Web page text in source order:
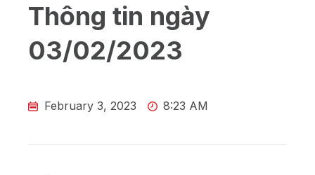
Thông tin ngày
03/02/2023
February 3, 2023 8:23 AM